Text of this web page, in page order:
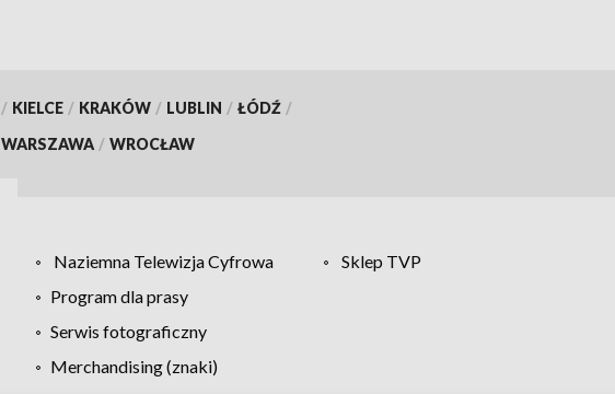
/ KIELCE / KRAKÓW / LUBLIN / ŁÓDŹ /
WARSZAWA / WROCŁAW
Naziemna Telewizja Cyfrowa
Sklep TVP
Program dla prasy
Serwis fotograficzny
Merchandising (znaki)